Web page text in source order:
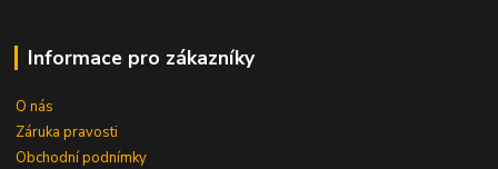
Informace pro zákazníky
O nás
Záruka pravosti
Obchodní podnímky